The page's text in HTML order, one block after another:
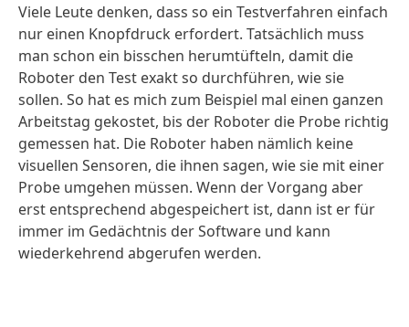
Viele Leute denken, dass so ein Testverfahren einfach
nur einen Knopfdruck erfordert. Tatsächlich muss
man schon ein bisschen herumtüfteln, damit die
Roboter den Test exakt so durchführen, wie sie
sollen. So hat es mich zum Beispiel mal einen ganzen
Arbeitstag gekostet, bis der Roboter die Probe richtig
gemessen hat. Die Roboter haben nämlich keine
visuellen Sensoren, die ihnen sagen, wie sie mit einer
Probe umgehen müssen. Wenn der Vorgang aber
erst entsprechend abgespeichert ist, dann ist er für
immer im Gedächtnis der Software und kann
wiederkehrend abgerufen werden.